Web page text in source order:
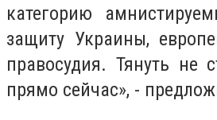
категорию
защиту Украины,
правосудия. Тянуть не
прямо сейчас», -